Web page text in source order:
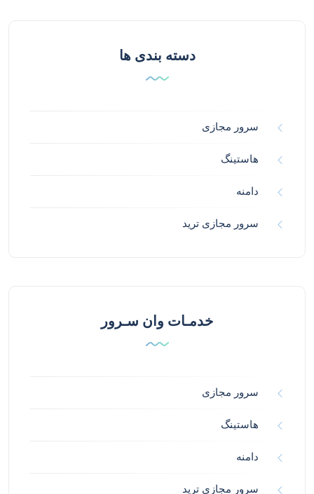
دسته بندی ها
سرور مجازی
هاستینگ
دامنه
سرور مجازی ترید
خدمـات وان سـرور
سرور مجازی
هاستینگ
دامنه
سرور مجازی ترید